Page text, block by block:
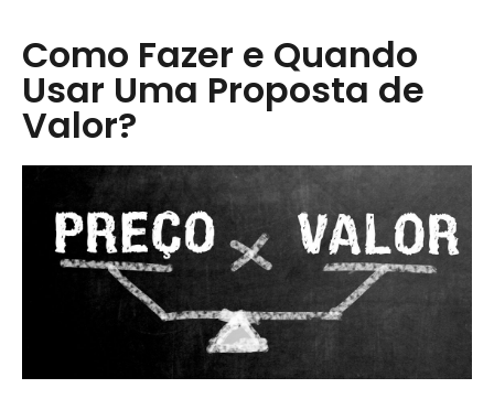
Como Fazer e Quando
Usar Uma Proposta de
Valor?